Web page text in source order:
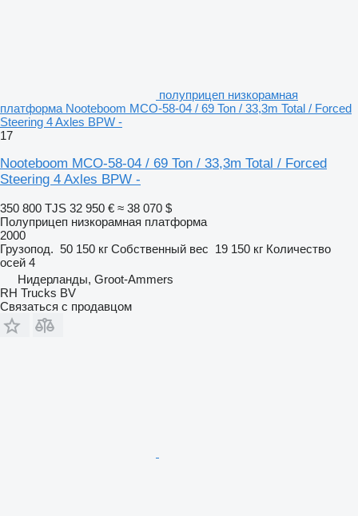
полуприцеп низкорамная
платформа Nooteboom MCO-58-04 / 69 Ton / 33,3m Total / Forced
Steering 4 Axles BPW -
17
Nooteboom MCO-58-04 / 69 Ton / 33,3m Total / Forced
Steering 4 Axles BPW -
350 800 TJS 32 950 € ≈ 38 070 $
Полуприцеп низкорамная платформа
2000
Грузопод. 50 150 кг Собственный вес 19 150 кг Количество
осей 4
Нидерланды, Groot-Ammers
RH Trucks BV
Связаться с продавцом